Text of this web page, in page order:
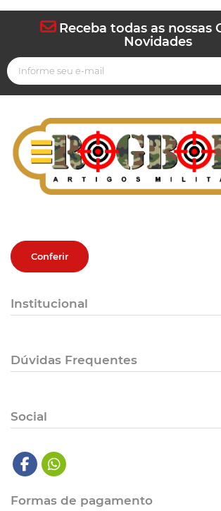
Receba todas as nossas
Novidades
Conferir
Institucional
Dúvidas Frequentes
Social
Formas de pagamento